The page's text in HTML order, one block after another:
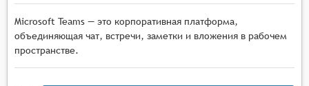
Microsoft Teams — это корпоративная платформа,
объединяющая чат, встречи, заметки и вложения в рабочем
пространстве.